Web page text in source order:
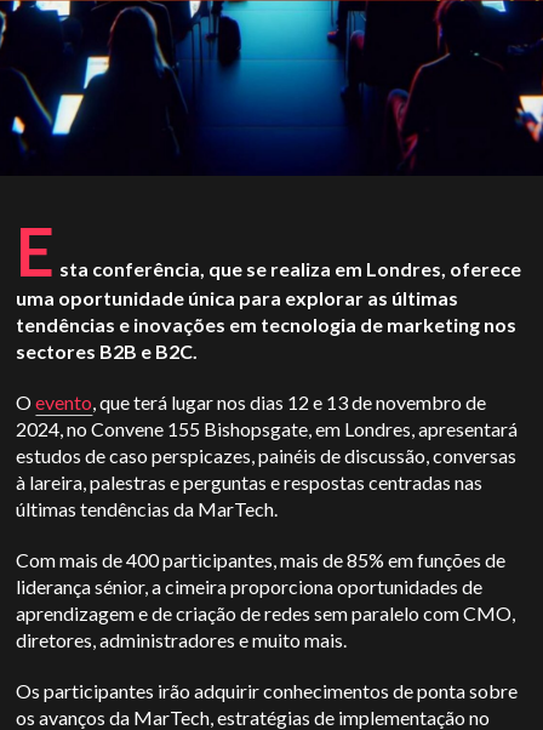
E sta conferência, que se realiza em Londres, oferece
uma oportunidade única para explorar as últimas
tendências e inovações em tecnologia de marketing nos
sectores B2B e B2C.
Oevento, que terá lugar nos dias 12 e 13 de novembro de
2024, no Convene 155 Bishopsgate, em Londres, apresentará
estudos de caso perspicazes, painéis de discussão, conversas
à lareira, palestras e perguntas e respostas centradas nas
últimas tendências da MarTech.
Com mais de 400 participantes, mais de 85% em funções de
liderança sénior, a cimeira proporciona oportunidades de
aprendizagem e de criação de redes sem paralelo com CMO,
diretores, administradores e muito mais.
Os participantes irão adquirir conhecimentos de ponta sobre
os avanços da MarTech, estratégias de implementação no